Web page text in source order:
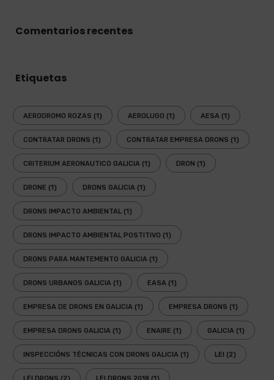
Comentarios recentes
Etiquetas
AERODROMO ROZAS (1) AEROLUGO (1) AESA (1)
CONTRATAR DRONS (1) CONTRATAR EMPRESA DRONS (1)
CRITERIUM AERONAUTICO GALICIA (1) DRON (1)
DRONE (1) DRONS GALICIA (1)
DRONS IMPACTO AMBIENTAL (1)
DRONS IMPACTO AMBIENTAL POSTITIVO (1)
DRONS PARA MANTEMENTO GALICIA (1)
DRONS URBANOS GALICIA (1) EASA (1)
EMPRESA DE DRONS EN GALICIA (1) EMPRESA DRONS (1)
EMPRESA DRONS GALICIA (1) ENAIRE (1) GALICIA (1)
INSPECCIÓNS TÉCNICAS CON DRONS GALICIA (1) LEI (2)